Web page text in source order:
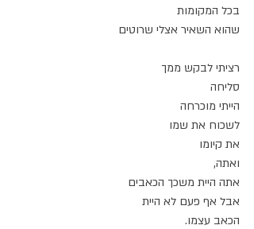
בכל המקומות
שהוא השאיר אצלי שרוטים
רציתי לבקש ממך
סליחה
הייתי מוכרחה
לשכוח את שמו
את קיומו
ואתה,
אתה היית משכך הכאבים
אבל אף פעם לא היית
הכאב עצמו.